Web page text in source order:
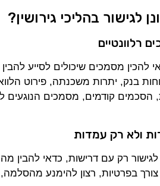
לגישור בהליכי גירושין?
רלוונטיים
להכין מסמכים שיכולים לסייע
בנק, יתרות משכנתה, פירוט
הסכמים קודמים, מסמכים הנוגעים
ולא רק עמדות
רק עם דרישות, כדאי להבין
צורך בפרטיות, רצון להימנע